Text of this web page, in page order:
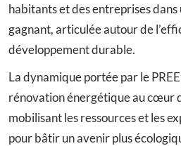
habitants et des entreprises
gagnant, articulée autour de
développement durable.
La dynamique portée par le
rénovation énergétique au cœur
mobilisant les ressources et les
pour bâtir un avenir plus